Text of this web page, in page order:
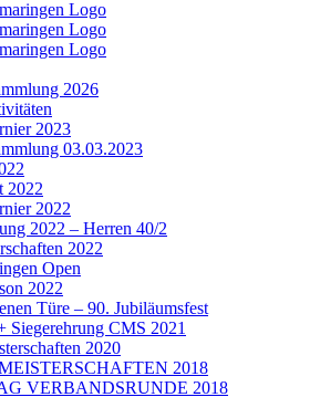
2026
2023
03.03.2023
2022
2022
2022 – Herren 40/2
2022
Open
2022
Türe – 90. Jubiläumsfest
Siegerehrung CMS 2021
2020
2018
VERBANDSRUNDE 2018